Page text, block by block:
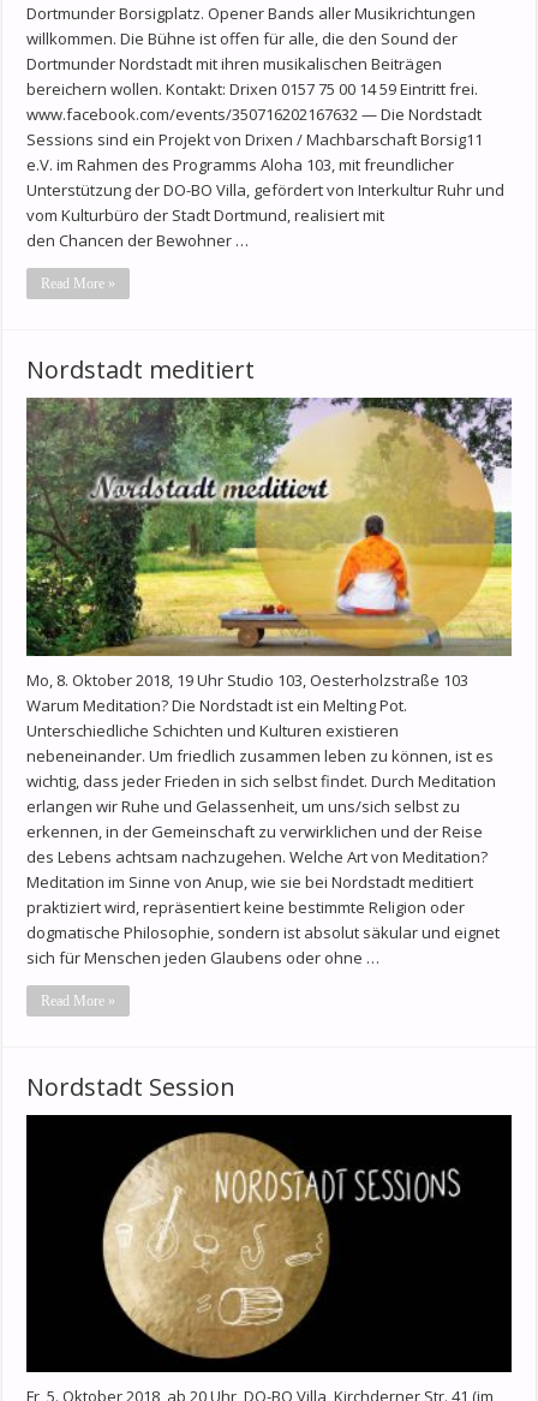
Dortmunder Borsigplatz. Opener Bands aller Musikrichtungen
willkommen. Die Bühne ist offen für alle, die den Sound der
Dortmunder Nordstadt mit ihren musikalischen Beiträgen
bereichern wollen. Kontakt: Drixen 0157 75 00 14 59 Eintritt frei.
www.facebook.com/events/350716202167632 — Die Nordstadt
Sessions sind ein Projekt von Drixen / Machbarschaft Borsig11
e.V. im Rahmen des Programms Aloha 103, mit freundlicher
Unterstützung der DO-BO Villa, gefördert von Interkultur Ruhr und
vom Kulturbüro der Stadt Dortmund, realisiert mit
den Chancen der Bewohner …
Read More »
Nordstadt meditiert
Mo, 8. Oktober 2018, 19 Uhr Studio 103, Oesterholzstraße 103
Warum Meditation? Die Nordstadt ist ein Melting Pot.
Unterschiedliche Schichten und Kulturen existieren
nebeneinander. Um friedlich zusammen leben zu können, ist es
wichtig, dass jeder Frieden in sich selbst findet. Durch Meditation
erlangen wir Ruhe und Gelassenheit, um uns/sich selbst zu
erkennen, in der Gemeinschaft zu verwirklichen und der Reise
des Lebens achtsam nachzugehen. Welche Art von Meditation?
Meditation im Sinne von Anup, wie sie bei Nordstadt meditiert
praktiziert wird, repräsentiert keine bestimmte Religion oder
dogmatische Philosophie, sondern ist absolut säkular und eignet
sich für Menschen jeden Glaubens oder ohne …
Read More »
Nordstadt Session
Fr, 5. Oktober 2018, ab 20 Uhr DO-BO Villa, Kirchderner Str. 41 (im